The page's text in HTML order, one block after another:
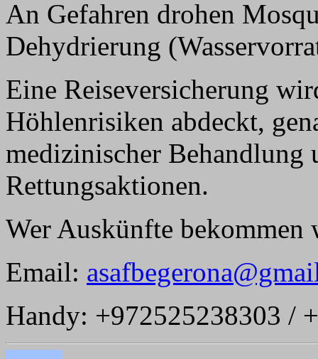
An Gefahren drohen
Dehydrierung
Eine Reiseversicherung
Höhlenrisiken abdeckt,
medizinischer Behandlung
Rettungsaktionen.
Wer Auskünfte
Email:
Handy: +972525238303 /